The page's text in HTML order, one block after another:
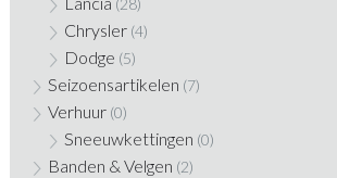
(28)
Chrysler (4)
Dodge (5)
Seizoensartikelen (7)
Verhuur (0)
Sneeuwkettingen (0)
Banden & Velgen (2)